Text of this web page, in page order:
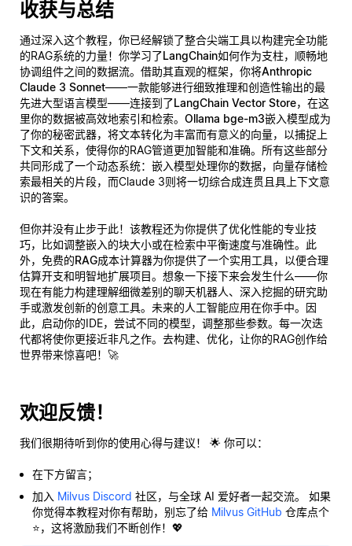
收获与总结
通过深入这个教程，你已经解锁了整合尖端工具以构建完全功能
的RAG系统的力量！你学习了LangChain如何作为支柱，顺畅地
协调组件之间的数据流。借助其直观的框架，你将Anthropic
Claude 3 Sonnet——一款能够进行细致推理和创造性输出的最
先进大型语言模型——连接到了LangChain Vector Store，在这
里你的数据被高效地索引和检索。 Ollama bge-m3嵌入模型成为
了你的秘密武器，将文本转化为丰富而有意义的向量，以捕捉上
下文和关系，使得你的RAG管道更加智能和准确。所有这些部分
共同形成了一个动态系统：嵌入模型处理你的数据，向量存储检
索最相关的片段，而Claude 3则将一切综合成连贯且具上下文意
识的答案。
但你并没有止步于此！该教程还为你提供了优化性能的专业技
巧，比如调整嵌入的块大小或在检索中平衡速度与准确性。此
外，免费的RAG成本计算器为你提供了一个实用工具，以便合理
估算开支和明智地扩展项目。想象一下接下来会发生什么——你
现在有能力构建理解细微差别的聊天机器人、深入挖掘的研究助
手或激发创新的创意工具。未来的人工智能应用在你手中。因
此，启动你的IDE，尝试不同的模型，调整那些参数。每一次迭
代都将使你更接近非凡之作。去构建、优化，让你的RAG创作给
世界带来惊喜吧！🚀
欢迎反馈！
我们很期待听到你的使用心得与建议！ 🌟 你可以：
在下方留言；
加入 Milvus Discord 社区，与全球 AI 爱好者一起交流。 如果
你觉得本教程对你有帮助，别忘了给 Milvus GitHub 仓库点个
⭐，这将激励我们不断创作！💖